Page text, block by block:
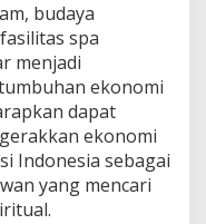
budaya
spa
menjadi
ekonomi
dapat
ekonomi
Indonesia sebagai
yang mencari